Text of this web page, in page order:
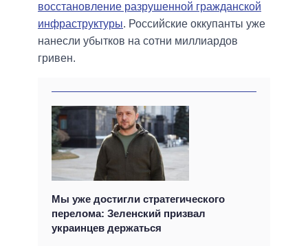
восстановление разрушенной гражданской
инфраструктуры. Российские оккупанты уже
нанесли убытков на сотни миллиардов
гривен.
Мы уже достигли стратегического
перелома: Зеленский призвал
украинцев держаться